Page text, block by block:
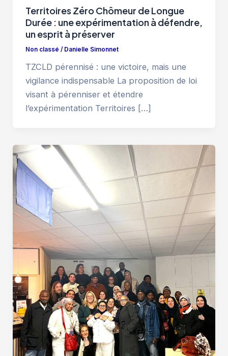
Territoires Zéro Chômeur de Longue
Durée : une expérimentation à défendre,
un esprit à préserver
Non classé / Danielle Simonnet
TZCLD pérennisé : une victoire, mais une
vigilance indispensable La proposition de loi
visant à pérenniser et étendre
l’expérimentation Territoires […]